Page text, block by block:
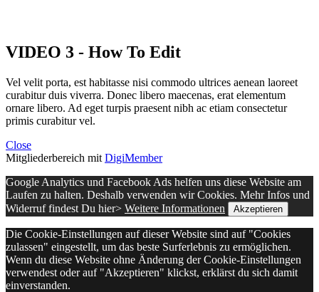
VIDEO 3 - How To Edit
Vel velit porta, est habitasse nisi commodo ultrices aenean laoreet
curabitur duis viverra. Donec libero maecenas, erat elementum
ornare libero. Ad eget turpis praesent nibh ac etiam consectetur
primis curabitur vel.
Close
Mitgliederbereich mit DigiMember
Google Analytics und Facebook Ads helfen uns diese Website am
Laufen zu halten. Deshalb verwenden wir Cookies. Mehr Infos und
Widerruf findest Du hier> Weitere Informationen Akzeptieren
Die Cookie-Einstellungen auf dieser Website sind auf "Cookies
zulassen" eingestellt, um das beste Surferlebnis zu ermöglichen.
Wenn du diese Website ohne Änderung der Cookie-Einstellungen
verwendest oder auf "Akzeptieren" klickst, erklärst du sich damit
einverstanden.